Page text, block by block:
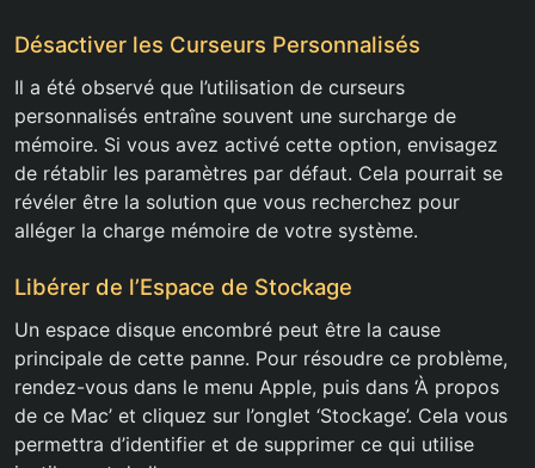
Désactiver les Curseurs Personnalisés
Il a été observé que l’utilisation de curseurs
personnalisés entraîne souvent une surcharge de
mémoire. Si vous avez activé cette option, envisagez
de rétablir les paramètres par défaut. Cela pourrait se
révéler être la solution que vous recherchez pour
alléger la charge mémoire de votre système.
Libérer de l’Espace de Stockage
Un espace disque encombré peut être la cause
principale de cette panne. Pour résoudre ce problème,
rendez-vous dans le menu Apple, puis dans ‘À propos
de ce Mac’ et cliquez sur l’onglet ‘Stockage’. Cela vous
permettra d’identifier et de supprimer ce qui utilise